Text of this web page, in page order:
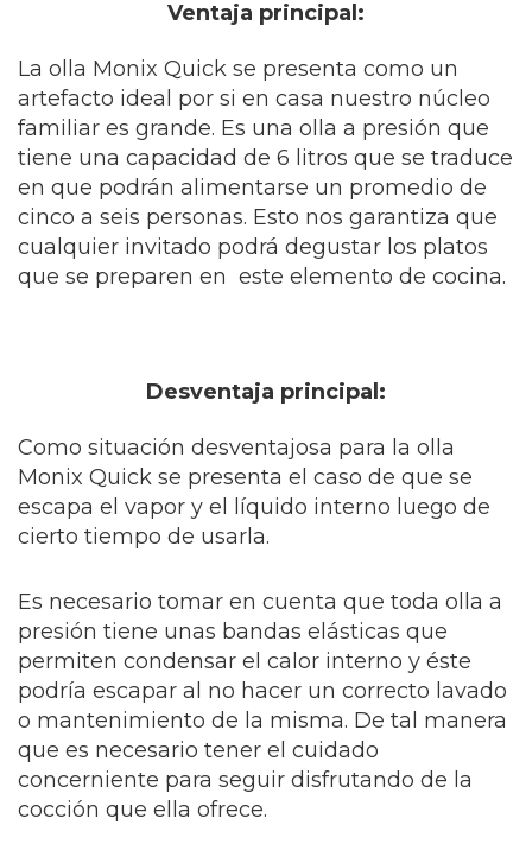
Ventaja principal:
La olla Monix Quick se presenta como un
artefacto ideal por si en casa nuestro núcleo
familiar es grande. Es una olla a presión que
tiene una capacidad de 6 litros que se traduce
en que podrán alimentarse un promedio de
cinco a seis personas. Esto nos garantiza que
cualquier invitado podrá degustar los platos
que se preparen en este elemento de cocina.
Desventaja principal:
Como situación desventajosa para la olla
Monix Quick se presenta el caso de que se
escapa el vapor y el líquido interno luego de
cierto tiempo de usarla.
Es necesario tomar en cuenta que toda olla a
presión tiene unas bandas elásticas que
permiten condensar el calor interno y éste
podría escapar al no hacer un correcto lavado
o mantenimiento de la misma. De tal manera
que es necesario tener el cuidado
concerniente para seguir disfrutando de la
cocción que ella ofrece.